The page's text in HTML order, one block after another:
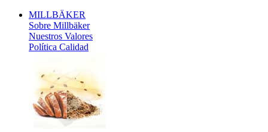
MILLBÄKER
Sobre Millbäker
Nuestros Valores
Política Calidad